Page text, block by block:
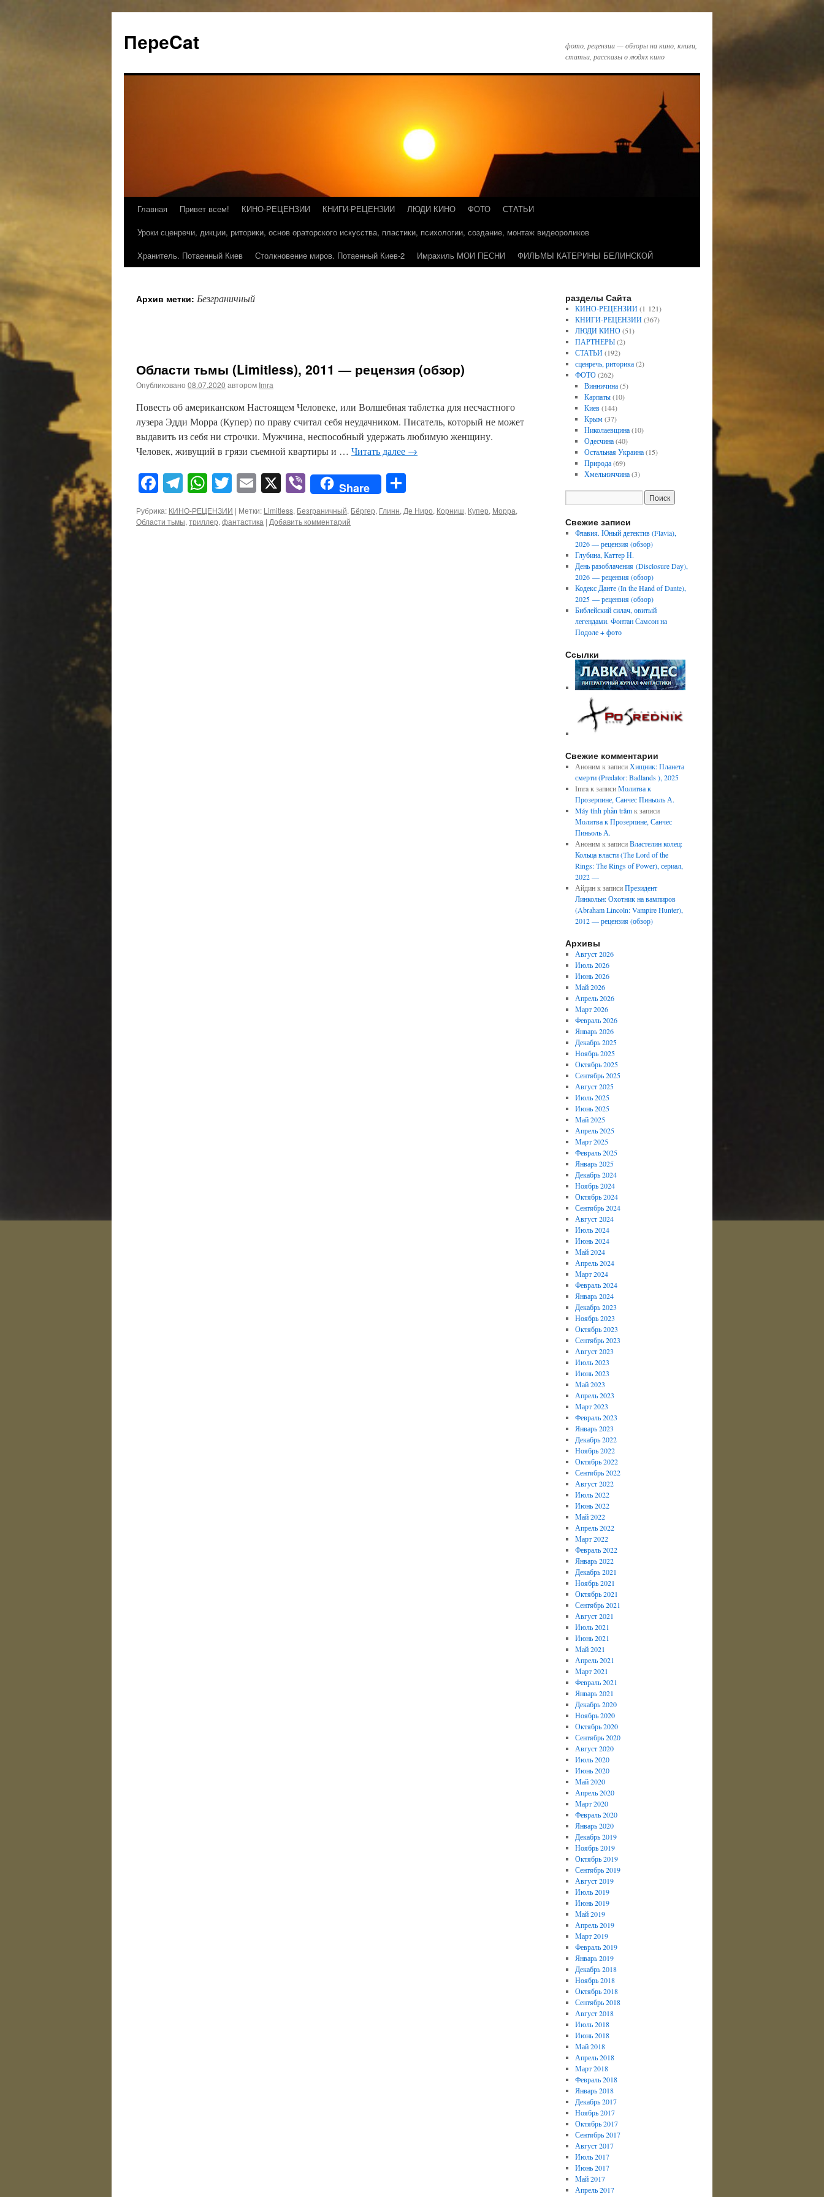
ПереCat
фото, рецензии — обзоры на кино, книги,
статьи, рассказы о людях кино
Главная Привет всем! КИНО-РЕЦЕНЗИИ КНИГИ-РЕЦЕНЗИИ ЛЮДИ КИНО ФОТО
СТАТЬИ
Уроки сценречи, дикции, риторики, основ ораторского искусства, пластики, психологии, создание, монтаж видеороликов
Хранитель. Потаенный Киев
Столкновение миров. Потаенный Киев-2 Имрахиль МОИ ПЕСНИ ФИЛЬМЫ КАТЕРИНЫ БЕЛИНСКОЙ
Архив метки: Безграничный
Области тьмы (Limitless), 2011 — рецензия (обзор)
Опубликовано 08.07.2020 автором Imra
Повесть об американском Настоящем Человеке, или Волшебная таблетка для несчастного
лузера Эдди Морра (Купер) по праву считал себя неудачником. Писатель, который не может
выдавить из себя ни строчки. Мужчина, неспособный удержать любимую женщину.
Человек, живущий в грязи съемной квартиры и … Читать далее →
Facebook
Telegram
WhatsApp
Twitter
Email
X ViberShare
Рубрика: КИНО-РЕЦЕНЗИИ | Метки: Limitless, Безграничный, Бёргер, Глинн,Де Ниро, Корниш, Купер, Морра,
Области тьмы,триллер,фантастика | Добавить комментарий
разделы Сайта
КИНО-РЕЦЕНЗИИ(1 121)
КНИГИ-РЕЦЕНЗИИ(367)
ЛЮДИ КИНО(51)
ПАРТНЕРЫ(2)
СТАТЬИ(192)
сценречь, риторика(2)
ФОТО(262)
Винничина(5)
Карпаты(10)
Киев(144)
Крым(37)
Николаевщина(10)
Одесчина(40)
Остальная Украина(15)
Природа(69)
Хмельниччина(3)
Свежие записи
Флавия. Юный детектив (Flavia),
2026 — рецензия (обзор)
Глубина, Каттер Н.
День разоблачения (Disclosure Day),
2026 — рецензия (обзор)
Кодекс Данте (In the Hand of Dante),
2025 — рецензия (обзор)
Библейский силач, овитый
легендами. Фонтан Самсон на
Подоле + фото
Ссылки
Свежие комментарии
Аноним к записиХищник: Планета
смерти (Predator: Badlands ), 2025
Imraк записиМолитва к
Прозерпине, Санчес Пиньоль А.
Máy tính phần trămк записи
Молитва к Прозерпине, Санчес
Пиньоль А.
Аноним к записиВластелин колец:
Кольца власти (The Lord of the
Rings: The Rings of Power), сериал,
2022 —
Айдинк записиПрезидент
Линкольн: Охотник на вампиров
(Abraham Lincoln: Vampire Hunter),
2012 — рецензия (обзор)
Архивы
Август 2026
Июль 2026
Июнь 2026
Май 2026
Апрель 2026
Март 2026
Февраль 2026
Январь 2026
Декабрь 2025
Ноябрь 2025
Октябрь 2025
Сентябрь 2025
Август 2025
Июль 2025
Июнь 2025
Май 2025
Апрель 2025
Март 2025
Февраль 2025
Январь 2025
Декабрь 2024
Ноябрь 2024
Октябрь 2024
Сентябрь 2024
Август 2024
Июль 2024
Июнь 2024
Май 2024
Апрель 2024
Март 2024
Февраль 2024
Январь 2024
Декабрь 2023
Ноябрь 2023
Октябрь 2023
Сентябрь 2023
Август 2023
Июль 2023
Июнь 2023
Май 2023
Апрель 2023
Март 2023
Февраль 2023
Январь 2023
Декабрь 2022
Ноябрь 2022
Октябрь 2022
Сентябрь 2022
Август 2022
Июль 2022
Июнь 2022
Май 2022
Апрель 2022
Март 2022
Февраль 2022
Январь 2022
Декабрь 2021
Ноябрь 2021
Октябрь 2021
Сентябрь 2021
Август 2021
Июль 2021
Июнь 2021
Май 2021
Апрель 2021
Март 2021
Февраль 2021
Январь 2021
Декабрь 2020
Ноябрь 2020
Октябрь 2020
Сентябрь 2020
Август 2020
Июль 2020
Июнь 2020
Май 2020
Апрель 2020
Март 2020
Февраль 2020
Январь 2020
Декабрь 2019
Ноябрь 2019
Октябрь 2019
Сентябрь 2019
Август 2019
Июль 2019
Июнь 2019
Май 2019
Апрель 2019
Март 2019
Февраль 2019
Январь 2019
Декабрь 2018
Ноябрь 2018
Октябрь 2018
Сентябрь 2018
Август 2018
Июль 2018
Июнь 2018
Май 2018
Апрель 2018
Март 2018
Февраль 2018
Январь 2018
Декабрь 2017
Ноябрь 2017
Октябрь 2017
Сентябрь 2017
Август 2017
Июль 2017
Июнь 2017
Май 2017
Апрель 2017